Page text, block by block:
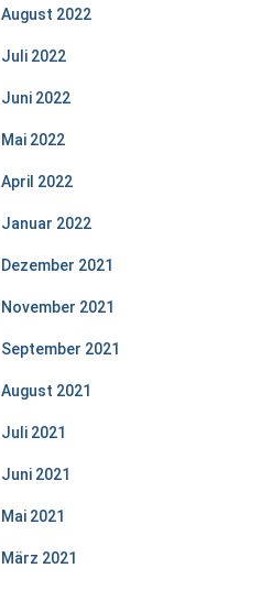
August 2022
Juli 2022
Juni 2022
Mai 2022
April 2022
Januar 2022
Dezember 2021
November 2021
September 2021
August 2021
Juli 2021
Juni 2021
Mai 2021
März 2021